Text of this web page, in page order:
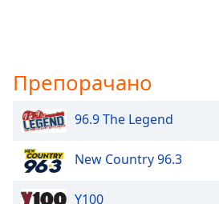
Препорачано
96.9 The Legend
New Country 96.3
Y100